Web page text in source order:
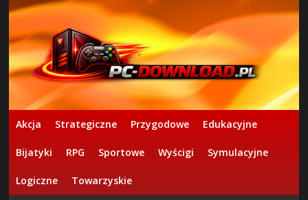
Akcja Strategiczne Przygodowe Edukacyjne
Bijatyki RPG Sportowe Wyścigi Symulacyjne
Logiczne Towarzyskie